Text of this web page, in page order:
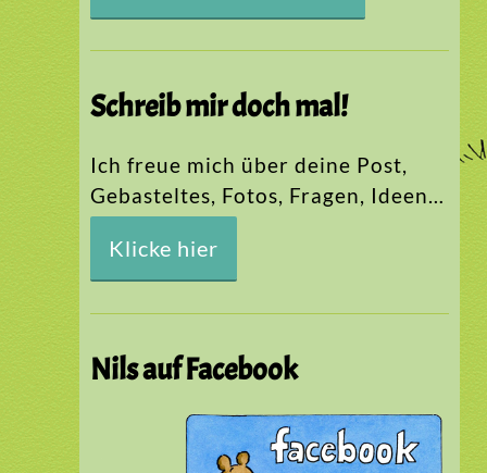
Schreib mir doch mal!
Ich freue mich über deine Post,
Gebasteltes, Fotos, Fragen, Ideen…
Klicke hier
Nils auf Facebook